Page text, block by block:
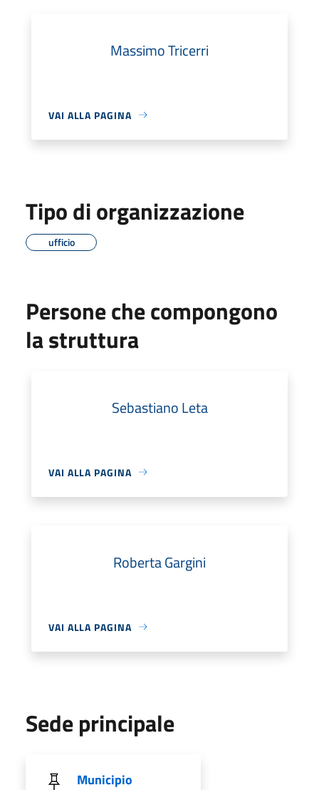
Massimo Tricerri
VAI ALLA PAGINA
Tipo di organizzazione
ufficio
Persone che compongono
la struttura
Sebastiano Leta
VAI ALLA PAGINA
Roberta Gargini
VAI ALLA PAGINA
Sede principale
Municipio